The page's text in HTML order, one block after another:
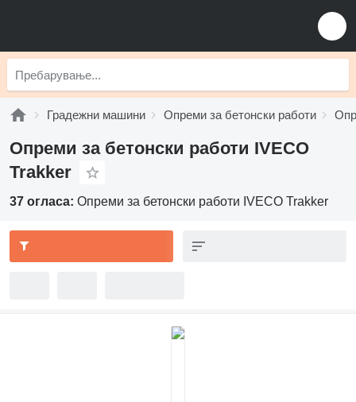
Градежни машини Опреми за бетонски работи
Опреми за бетонски работи IVECO
Trakker
37 огласа: Опреми за бетонски работи IVECO Trakker